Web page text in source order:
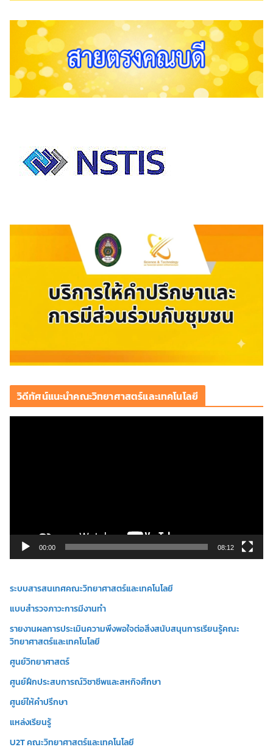
วิดีทัศน์แนะนำคณะวิทยาศาสตร์และเทคโนโลยี
ดี
อ
00:00 08:12
ระบบสารสนเทศคณะวิทยาศาสตร์และเทคโนโลยี
แบบสำรวจภาวะการมีงานทำ
รายงานผลการประเมินความพึงพอใจต่อสิ่งสนับสนุนการเรียนรู้คณะ
วิทยาศาสตร์และเทคโนโลยี
ศูนย์วิทยาศาสตร์
ศูนย์ฝึกประสบการณ์วิชาชีพและสหกิจศึกษา
ศูนย์ให้คำปรึกษา
แหล่งเรียนรู้
U2T คณะวิทยาศาสตร์และเทคโนโลยี